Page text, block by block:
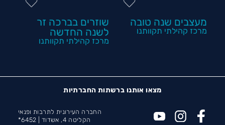
מעצבים שנה טובה
מרכז קהילתי תקוותנו
שוזרים בברכה זר
לשנה החדשה
מרכז קהילתי תקוותנו
מצאו אותנו ברשתות החברתיות
החברה העירונית לתרבות ופנאי
הקליטה 4, אשדוד |
6452*